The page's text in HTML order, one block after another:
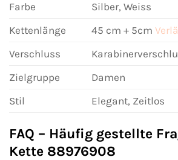
Farbe
Silber, Weiss
Kettenlänge
45 cm + 5cm
Verschluss
Zielgruppe
Damen
Stil
Elegant, Zeitlos
FAQ – Häufig gestellte
Kette 88976908